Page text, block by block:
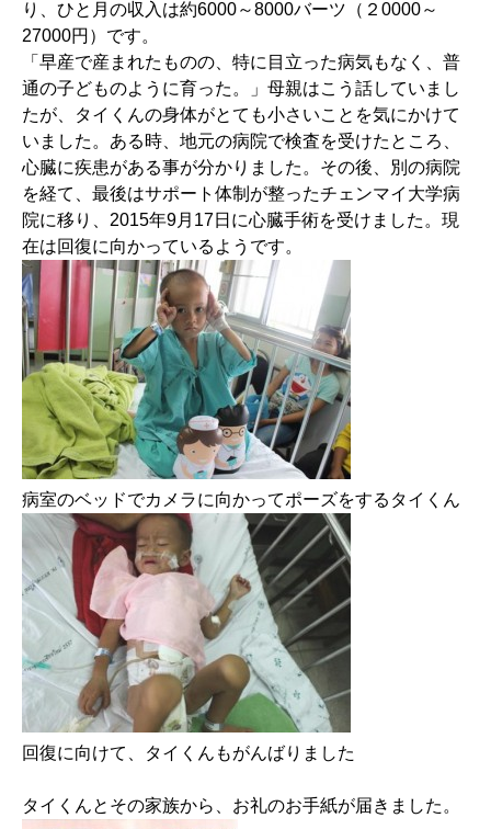
り、ひと月の収入は約6000～8000バーツ（２0000～
27000円）です。
「早産で産まれたものの、特に目立った病気もなく、普
通の子どものように育った。」母親はこう話していまし
たが、タイくんの身体がとても小さいことを気にかけて
いました。ある時、地元の病院で検査を受けたところ、
心臓に疾患がある事が分かりました。その後、別の病院
を経て、最後はサポート体制が整ったチェンマイ大学病
院に移り、2015年9月17日に心臓手術を受けました。現
在は回復に向かっているようです。
病室のベッドでカメラに向かってポーズをするタイくん
回復に向けて、タイくんもがんばりました
タイくんとその家族から、お礼のお手紙が届きました。